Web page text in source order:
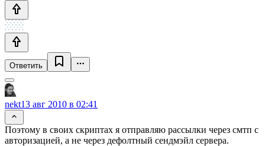
Ответить
nekt13 авг 2010 в 02:41
Поэтому в своих скриптах я отправляю рассылки через смтп с
авторизацией, а не через дефолтный сендмэйл сервера.